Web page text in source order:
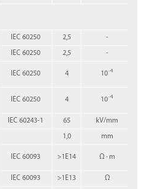
IEC 60250 2,5 -
IEC 60250 2,5 -
IEC 60250 4 10-4
IEC 60250 4 10-4
IEC 60243-1 65 kV/mm
1,0 mm
IEC 60093 >1E14 Ω · m
IEC 60093 >1E13 Ω